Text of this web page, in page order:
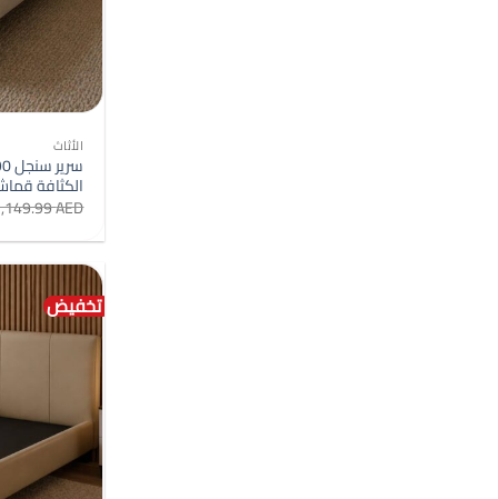
الأثاث
الكثافة
AED
تخفيض